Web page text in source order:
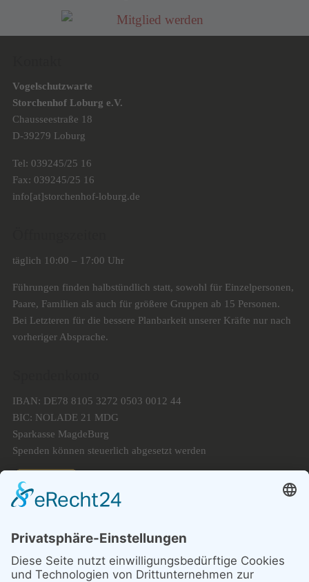
Vogelschutzwarte
Storchenhof Loburg e.V.
Chausseestraße 18
D-39279 Loburg
Tel: 039245/25 16
Fax: 039245/25 16
info[at]storchenhof-loburg.de
täglich 10:00 – 17:00 Uhr
Führungen finden halbstündlich statt, sowohl für Einzelpersonen,
Paare, Familien als auch für größere Gruppen ab 15 Personen.
Bei Letzteren für die bessere Planbarkeit unserer Kräfte nur nach
vorheriger Absprache.
IBAN: DE78 8105 3272 0503 0012 44
BIC: NOLADE 21 MDG
Sparkasse MagdeBurg
Spenden können steuerlich abgesetzt werden